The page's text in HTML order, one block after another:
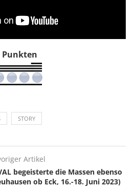
Punkten
STORY
Artikel
begeisterte die Massen ebenso
ob Eck, 16.-18. Juni 2023)